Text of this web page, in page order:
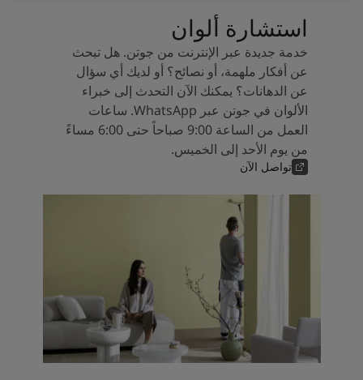
استشارة ألوان
خدمة جديدة عبر الإنترنت من جوتن. هل تبحث
عن أفكار ملهمة، أو نصائح؟ أو لديك أي سؤال
عن الدهانات؟ يمكنك الآن التحدث إلى خبراء
الألوان في جوتن عبر WhatsApp. ساعات
العمل من الساعة 9:00 صباحاً حتى 6:00 مساءً
من يوم الأحد إلى الخميس.
تواصل الآن